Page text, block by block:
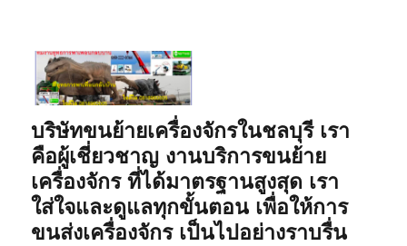
บริษัทขนย้ายเครื่องจักรในชลบุรี เรา
คือผู้เชี่ยวชาญ งานบริการขนย้าย
เครื่องจักร ที่ได้มาตรฐานสูงสุด เรา
ใส่ใจและดูแลทุกขั้นตอน เพื่อให้การ
ขนส่งเครื่องจักร เป็นไปอย่างราบรื่น